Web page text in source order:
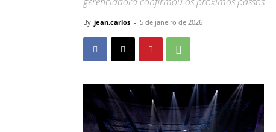
By jean.carlos - 5 de janeiro de 2026